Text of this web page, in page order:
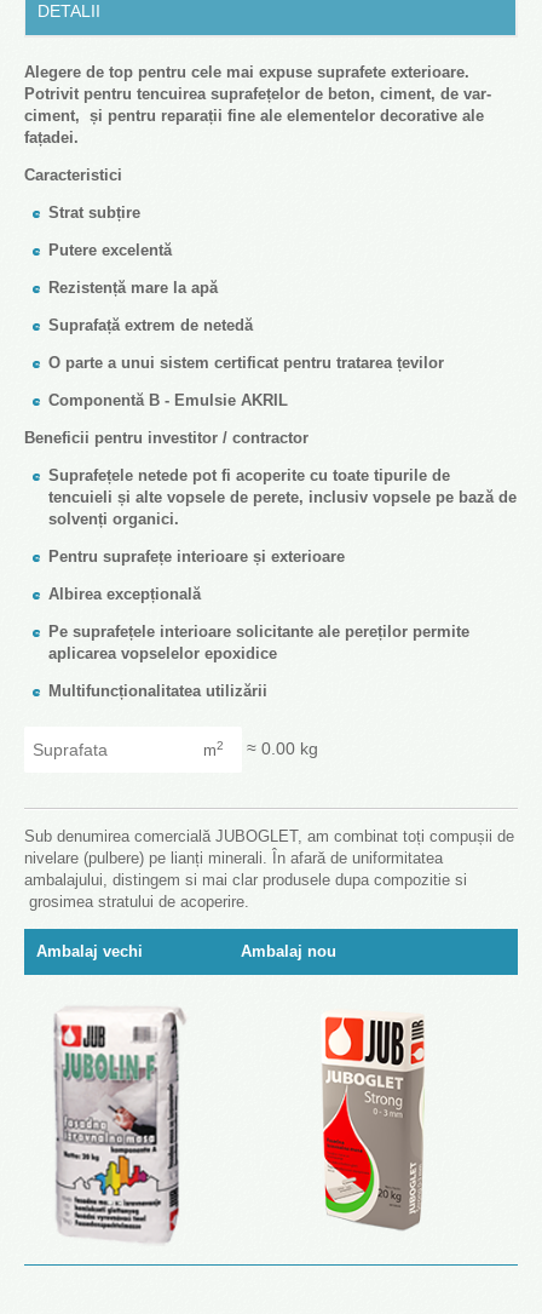
DETALII
Alegere de top pentru cele mai expuse suprafete exterioare.
Potrivit pentru tencuirea suprafețelor de beton, ciment, de var-
ciment, și pentru reparații fine ale elementelor decorative ale
fațadei.
Caracteristici
Strat subțire
Putere excelentă
Rezistență mare la apă
Suprafață extrem de netedă
O parte a unui sistem certificat pentru tratarea țevilor
Componentă B - Emulsie AKRIL
Beneficii pentru investitor / contractor
Suprafețele netede pot fi acoperite cu toate tipurile de
tencuieli și alte vopsele de perete, inclusiv vopsele pe bază de
solvenți organici.
Pentru suprafețe interioare și exterioare
Albirea excepțională
Pe suprafețele interioare solicitante ale pereților permite
aplicarea vopselelor epoxidice
Multifuncționalitatea utilizării
m2 ≈ 0.00 kg
Sub denumirea comercială JUBOGLET, am combinat toți compușii de
nivelare (pulbere) pe lianți minerali. În afară de uniformitatea
ambalajului, distingem si mai clar produsele dupa compozitie si
grosimea stratului de acoperire.
Ambalaj vechi Ambalaj nou